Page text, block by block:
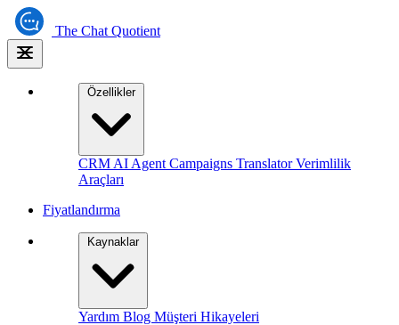
The Chat Quotient
Özellikler
CRM AI Agent Campaigns TranslatorVerimlilik
Araçları
Fiyatlandırma
Kaynaklar
Yardım Blog Müşteri Hikayeleri